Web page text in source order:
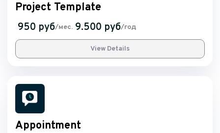
Project Template
950 руб/мес. 9.500 руб/год
View Details
Appointment